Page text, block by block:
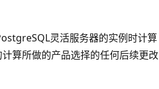
灵活服务器的实例时计算
算所做的产品选择的任何后续更改